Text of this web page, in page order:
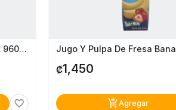
Jugo De Piña Jumex Tetra Brick 960 Ml
favorite_border
₡1,450
add_shopping_cartAgregar